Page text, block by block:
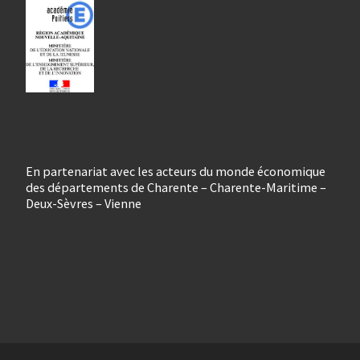
En partenariat avec les acteurs du monde économique
des départements de Charente – Charente-Maritime –
Deux-Sèvres – Vienne